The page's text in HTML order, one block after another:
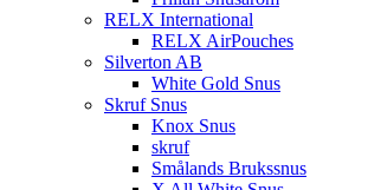
RELX International
RELX AirPouches
Silverton AB
White Gold Snus
Skruf Snus
Knox Snus
skruf
Smålands Brukssnus